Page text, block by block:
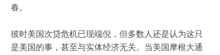
春。
彼时美国次贷危机已现端倪，但多数人还是认为这只
是美国的事，甚至与实体经济无关。当美国摩根大通